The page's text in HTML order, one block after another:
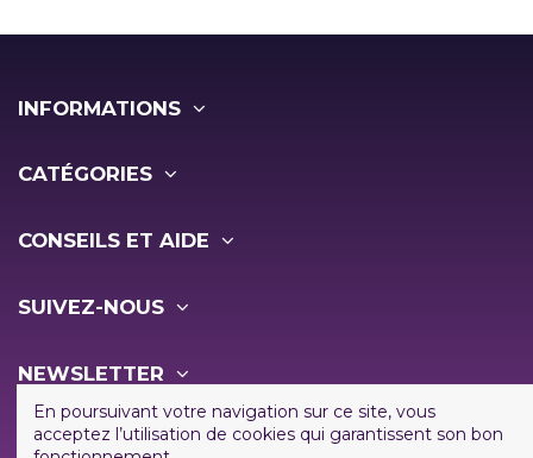
INFORMATIONS
CATÉGORIES
CONSEILS ET AIDE
SUIVEZ-NOUS
NEWSLETTER
En poursuivant votre navigation sur ce site, vous
acceptez l’utilisation de cookies qui garantissent son bon